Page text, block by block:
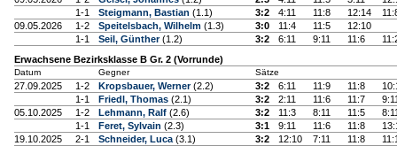
1-1
Steigmann, Bastian (1.1) 3:2 4:11 11:8 12:14
09.05.2026
1-2 Speitelsbach, Wilhelm (1.3) 3:0 11:4 11:5
12:10
1-1
Seil, Günther(1.2) 3:2 6:11 9:11 11:6
Erwachsene Bezirksklasse B Gr. 2 (Vorrunde)
Datum Gegner Sätze
27.09.2025 1-2 Kropsbauer, Werner(2.2) 3:2 6:11 11:9 11:8
1-1
Friedl, Thomas (2.1) 3:2 2:11 11:6 11:7
05.10.2025
1-2 Lehmann, Ralf (2.6) 3:2 11:3 8:11 11:5
1-1
Feret, Sylvain (2.3) 3:1 9:11 11:6 11:8
19.10.2025
2-1 Schneider, Luca (3.1) 3:2 12:10 7:11 11:8